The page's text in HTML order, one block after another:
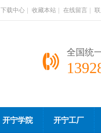
下载中心 收藏本站 在线留言
全国统
开宁学院 开宁工厂